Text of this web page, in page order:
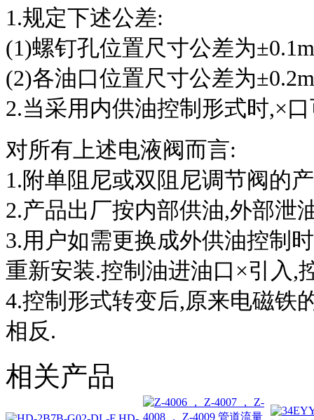
1.规定下述公差:
(1)螺钉孔位置尺寸公差为
(2)各油口位置尺寸公差为
2.当采用内供油控制形式时,×
对所有上述电液阀而言:
1.附单阻尼或双阻尼调节阀的
2.产品出厂按内部供油,外部泄
3.用户如需更换成外供油控制
重新安装.控制油进油口×引入,
4.控制形式转变后,原来电磁铁
相反.
相关产品